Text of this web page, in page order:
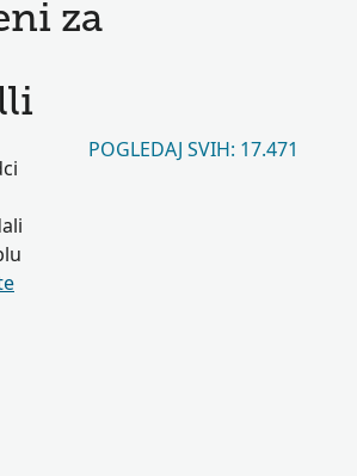
za
POGLEDAJ SVIH: 17.471